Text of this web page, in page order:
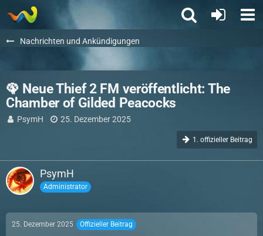
Nachrichten und Ankündigungen
🦚 Neue Thief 2 FM veröffentlicht: The
Chamber of Gilded Peacocks
PsymH 25. Dezember 2025
1. offizieller Beitrag
PsymH
Administrator
25. Dezember 2025 Offizieller Beitrag